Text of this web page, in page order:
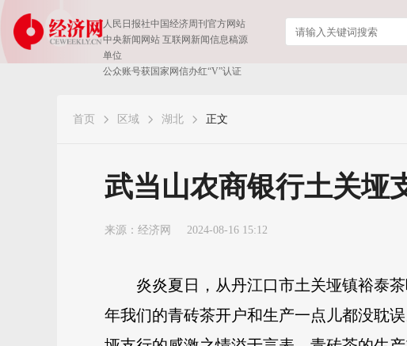
人民日报社中国经济周刊官方网站
中央新闻网站 互联网新闻信息稿源
单位
公众账号获国家网信办红“V”认证
首页 区域 湖北 正文
武当山农商银行土关垭
来源： 经济网 2024-08-16 15:12
炎炎夏日，从丹江口市土关垭镇裕泰
年我们的青砖茶开户和生产一点儿都没耽误